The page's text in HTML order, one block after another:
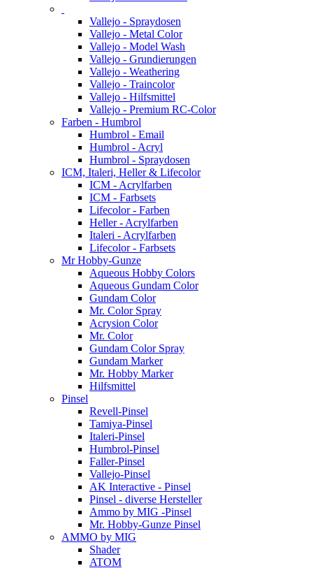
Vallejo - Spraydosen
Vallejo - Metal Color
Vallejo - Model Wash
Vallejo - Grundierungen
Vallejo - Weathering
Vallejo - Traincolor
Vallejo - Hilfsmittel
Vallejo - Premium RC-Color
Farben - Humbrol
Humbrol - Email
Humbrol - Acryl
Humbrol - Spraydosen
ICM, Italeri, Heller & Lifecolor
ICM - Acrylfarben
ICM - Farbsets
Lifecolor - Farben
Heller - Acrylfarben
Italeri - Acrylfarben
Lifecolor - Farbsets
Mr Hobby-Gunze
Aqueous Hobby Colors
Aqueous Gundam Color
Gundam Color
Mr. Color Spray
Acrysion Color
Mr. Color
Gundam Color Spray
Gundam Marker
Mr. Hobby Marker
Hilfsmittel
Pinsel
Revell-Pinsel
Tamiya-Pinsel
Italeri-Pinsel
Humbrol-Pinsel
Faller-Pinsel
Vallejo-Pinsel
AK Interactive - Pinsel
Pinsel - diverse Hersteller
Ammo by MIG -Pinsel
Mr. Hobby-Gunze Pinsel
AMMO by MIG
Shader
ATOM